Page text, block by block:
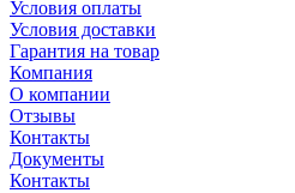
Условия оплаты
Условия доставки
Гарантия на товар
Компания
О компании
Отзывы
Контакты
Документы
Контакты